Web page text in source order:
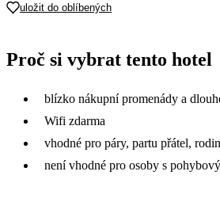
uložit do oblíbených
Proč si vybrat tento hotel
blízko nákupní promenády a
Wifi zdarma
vhodné pro páry, partu přátel,
není vhodné pro osoby s